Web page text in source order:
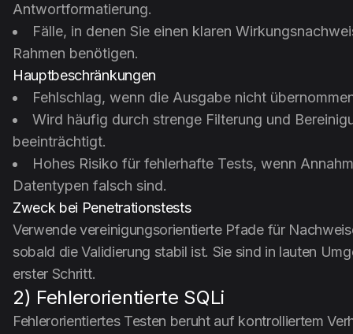
Antwortformatierung.
Fälle, in denen Sie einen klaren
Rahmen benötigen.
Hauptbeschränkungen
Fehlschlag, wenn die Ausgabe nicht
Wird häufig durch strenge Filterung und
beeinträchtigt.
Hohes Risiko für fehlerhafte Tests, wenn
Datentypen falsch sind.
Zweck bei Penetrationstests
Verwende vereinigungsorientierte Pfade für
sobald die Validierung stabil ist. Sie sind in lauten
erster Schritt.
2) Fehlerorientierte SQLi
Fehlerorientiertes Testen beruht auf kontrolliertem